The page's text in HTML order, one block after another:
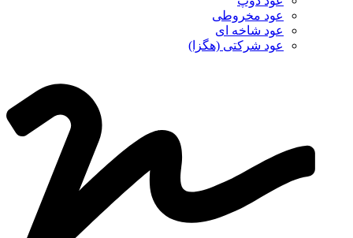
عود مخروطی
عود شاخه ای
عود شرکتی (هگزا)